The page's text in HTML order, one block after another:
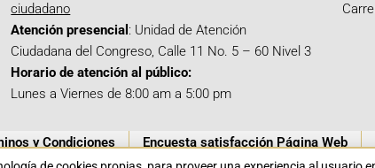
ciudadano
Atención presencial : Unidad de Atención
Ciudadana del Congreso, Calle 11 No. 5 – 60 Nivel 3
Horario de atención al público:
Lunes a Viernes de 8:00 am a 5:00 pm
y Condiciones Encuesta satisfacción Página Web